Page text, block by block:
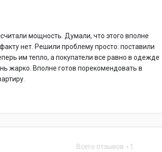
мощность. Думали, что этого вполне
нет. Решили проблему просто: поставили
им тепло, а покупатели все равно в одежде
жарко. Вполне готов порекомендовать в
Всего отзывов 1